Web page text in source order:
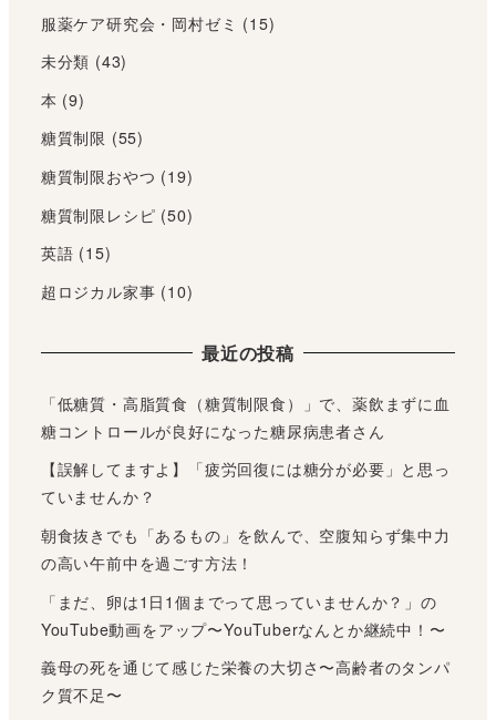
服薬ケア研究会・岡村ゼミ (15)
未分類 (43)
本 (9)
糖質制限 (55)
糖質制限おやつ (19)
糖質制限レシピ (50)
英語 (15)
超ロジカル家事 (10)
最近の投稿
「低糖質・高脂質食（糖質制限食）」で、薬飲まずに血
糖コントロールが良好になった糖尿病患者さん
【誤解してますよ】「疲労回復には糖分が必要」と思っ
ていませんか？
朝食抜きでも「あるもの」を飲んで、空腹知らず集中力
の高い午前中を過ごす方法！
「まだ、卵は1日1個までって思っていませんか？」の
YouTube動画をアップ〜YouTuberなんとか継続中！〜
義母の死を通じて感じた栄養の大切さ〜高齢者のタンパ
ク質不足〜